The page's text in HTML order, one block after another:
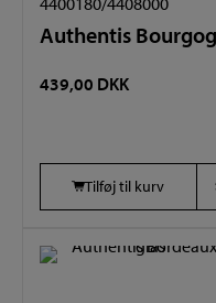
439,00 DKK
Tilføj til kurv